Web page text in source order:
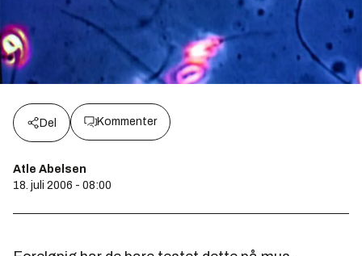
Del Kommenter
Atle Abelsen
18. juli 2006 - 08:00